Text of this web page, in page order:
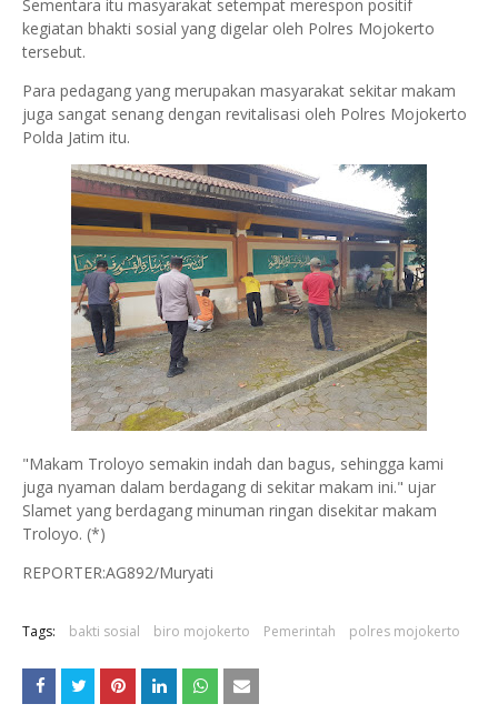
Sementara itu masyarakat setempat merespon positif
kegiatan bhakti sosial yang digelar oleh Polres Mojokerto
tersebut.
Para pedagang yang merupakan masyarakat sekitar makam
juga sangat senang dengan revitalisasi oleh Polres Mojokerto
Polda Jatim itu.
"Makam Troloyo semakin indah dan bagus, sehingga kami
juga nyaman dalam berdagang di sekitar makam ini." ujar
Slamet yang berdagang minuman ringan disekitar makam
Troloyo. (*)
REPORTER:AG892/Muryati
Tags: bakti sosial biro mojokerto Pemerintah polres mojokerto